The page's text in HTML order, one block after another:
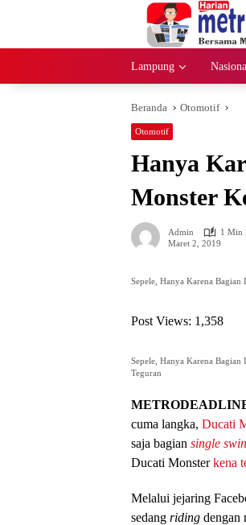
Lampung
Beranda Otomotif
Otomotif
Hanya
Monster
Admin
1 Min
Maret 2, 2019
Sepele, Hanya Karena
Post Views: 1,358
Sepele, Hanya Karena
Teguran
cuma langka, Ducati
saja bagian single
Ducati Monsterkena
Melalui jejaring
sedang riding dengan